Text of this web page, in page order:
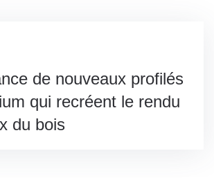
de nouveaux profilés
qui recréent le rendu
du bois